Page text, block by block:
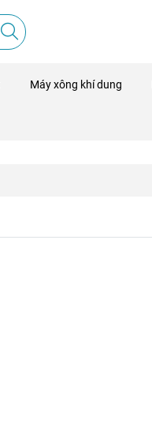
Máy xông khí dung